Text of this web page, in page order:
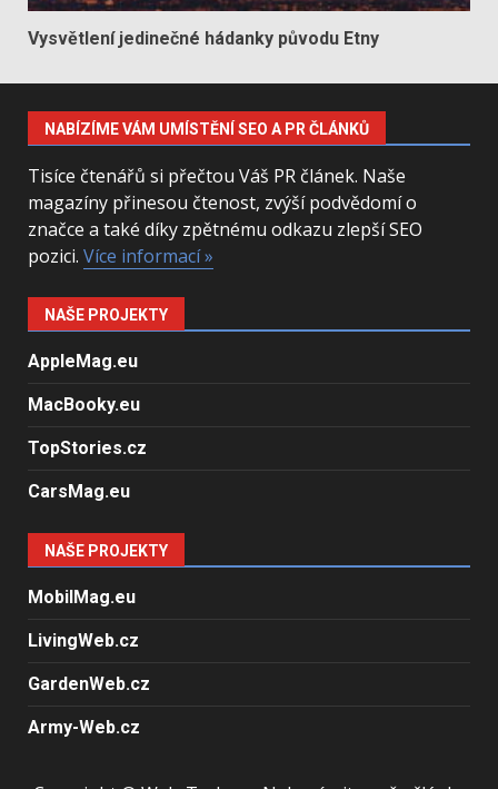
Vysvětlení jedinečné hádanky původu Etny
NABÍZÍME VÁM UMÍSTĚNÍ SEO A PR ČLÁNKŮ
Tisíce čtenářů si přečtou Váš PR článek. Naše
magazíny přinesou čtenost, zvýší podvědomí o
značce a také díky zpětnému odkazu zlepší SEO
pozici. Více informací »
NAŠE PROJEKTY
AppleMag.eu
MacBooky.eu
TopStories.cz
CarsMag.eu
NAŠE PROJEKTY
MobilMag.eu
LivingWeb.cz
GardenWeb.cz
Army-Web.cz